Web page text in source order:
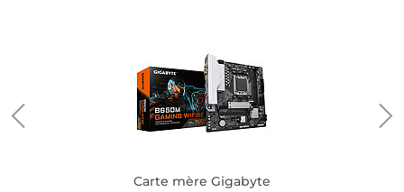
Carte mère Gigabyte